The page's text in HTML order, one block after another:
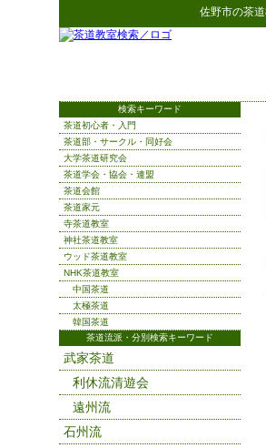
佐野市の茶
検索キーワード
茶道初心者・入門
茶道部・サークル・同好会
大学茶道研究会
茶道学会・協会・連盟
茶道会館
茶道家元
寺茶道教室
神社茶道教室
ウッド茶道教室
NHK茶道教室
中国茶道
太極茶道
韓国茶道
茶道流派・分別検索キーワード
武家茶道
利休流清遊会
遠州流
石州流